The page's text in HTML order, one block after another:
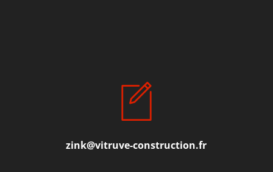
zink@vitruve-construction.fr